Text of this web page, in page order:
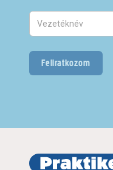
Feliratkozom